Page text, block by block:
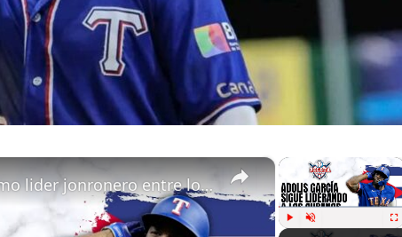
×
×
Adolis García se reafirma como lider jonronero entre los cubanos este 2024